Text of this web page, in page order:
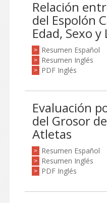
Relación
del Espolón
Edad, Sexo y
> Resumen Español
> Resumen Inglés
> PDF Inglés
Evaluación
del Grosor
Atletas
> Resumen Español
> Resumen Inglés
> PDF Inglés